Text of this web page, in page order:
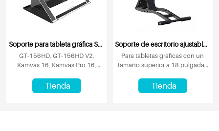
Soporte para tableta gráfica ST200
GT-156HD, GT-156HD V2,
Kamvas 16, Kamvas Pro 16,
16 Plus (4K)
Tienda
Soporte de escritorio ajustable ST100A
Para tabletas gráficas con un
tamaño superior a 18 pulgadas
Tienda